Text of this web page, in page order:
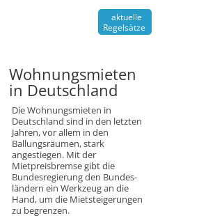
aktuelle
Regelsätze
Wohnungsmieten
in Deutschland
Die Wohnungsmieten in
Deutschland sind in den letzten
Jahren, vor allem in den
Ballungsräumen, stark
angestiegen. Mit der
Mietpreisbremse gibt die
Bundesregierung den Bundes­
ländern ein Werkzeug an die
Hand, um die Mietsteigerungen
zu begrenzen.